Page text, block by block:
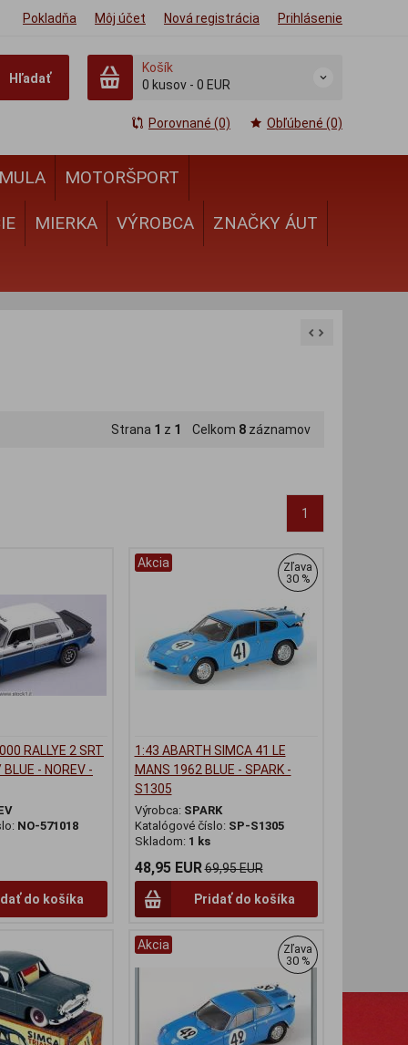
Pokladňa Môj účet Nová registrácia Prihlásenie
Hľadať
Košík
0 kusov - 0 EUR
Porovnané (0) Obľúbené (0)
MOTORŠPORT
MIERKA VÝROBCA ZNAČKY ÁUT
Strana 1 z 1 Celkom 8 záznamov
1
RALLYE 2 SRT
- NOREV -
NO-571018
do košíka
Akcia
Zľava
30 %
1:43 ABARTH SIMCA 41 LE
MANS 1962 BLUE - SPARK -
S1305
Výrobca: SPARK
Katalógové číslo: SP-S1305
Skladom: 1 ks
48,95 EUR69,95 EUR
Pridať do košíka
Akcia
Zľava
30 %